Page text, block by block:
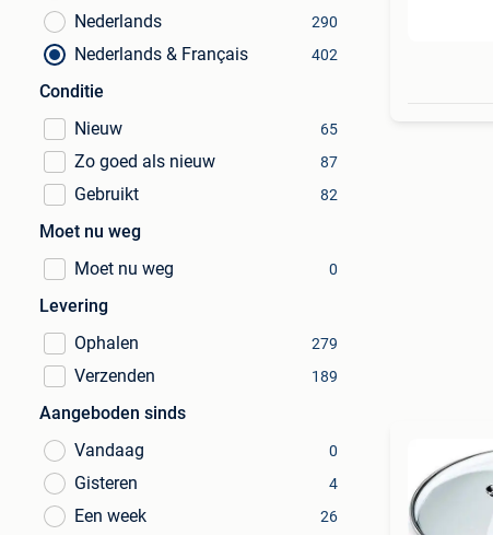
Nederlands 290
Nederlands & Français 402
Conditie
Nieuw
65
Zo goed als nieuw 87
Gebruikt 82
Moet nu weg
Moet nu weg
0
Levering
Ophalen
279
Verzenden 189
Aangeboden sinds
Vandaag
0
Gisteren 4
Een week 26